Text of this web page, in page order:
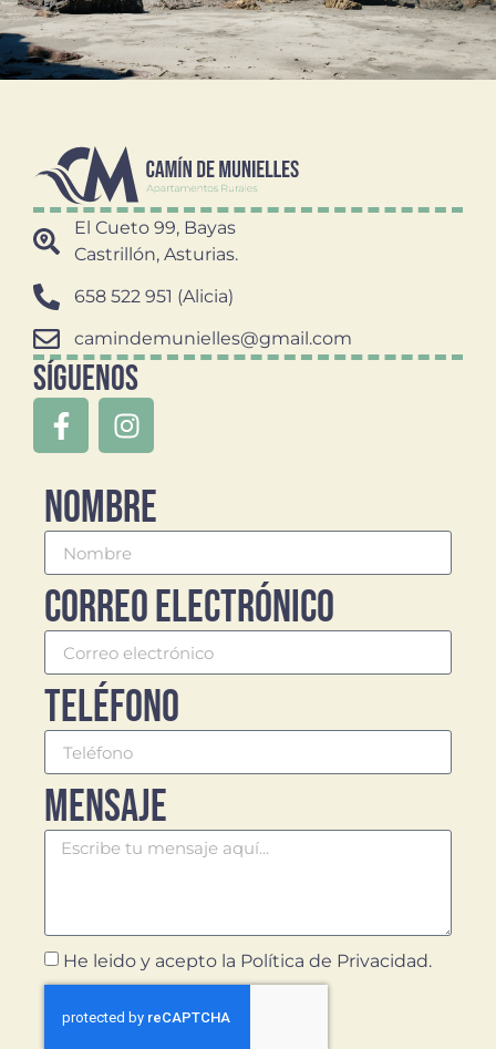
El Cueto 99, Bayas
Castrillón, Asturias.
​658 522 951 (Alicia)
camindemunielles@gmail.com
síguenos
Nombre
Correo electrónico
Teléfono
Mensaje
He leido y acepto la Política de Privacidad.